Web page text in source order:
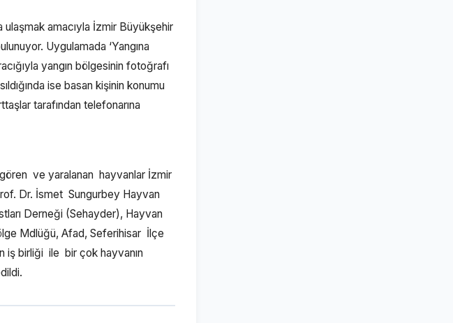
amacıyla İzmir Büyükşehir
Uygulamada ‘Yangına
yangın bölgesinin fotoğrafı
ise basan kişinin konumu
tarafından telefonarına
ve yaralanan hayvanlar İzmir
Dr. İsmet Sungurbey Hayvan
Derneği (Sehayder), Hayvan
Mdlüğü, Afad, Seferihisar İlçe
birliği ile bir çok hayvanın